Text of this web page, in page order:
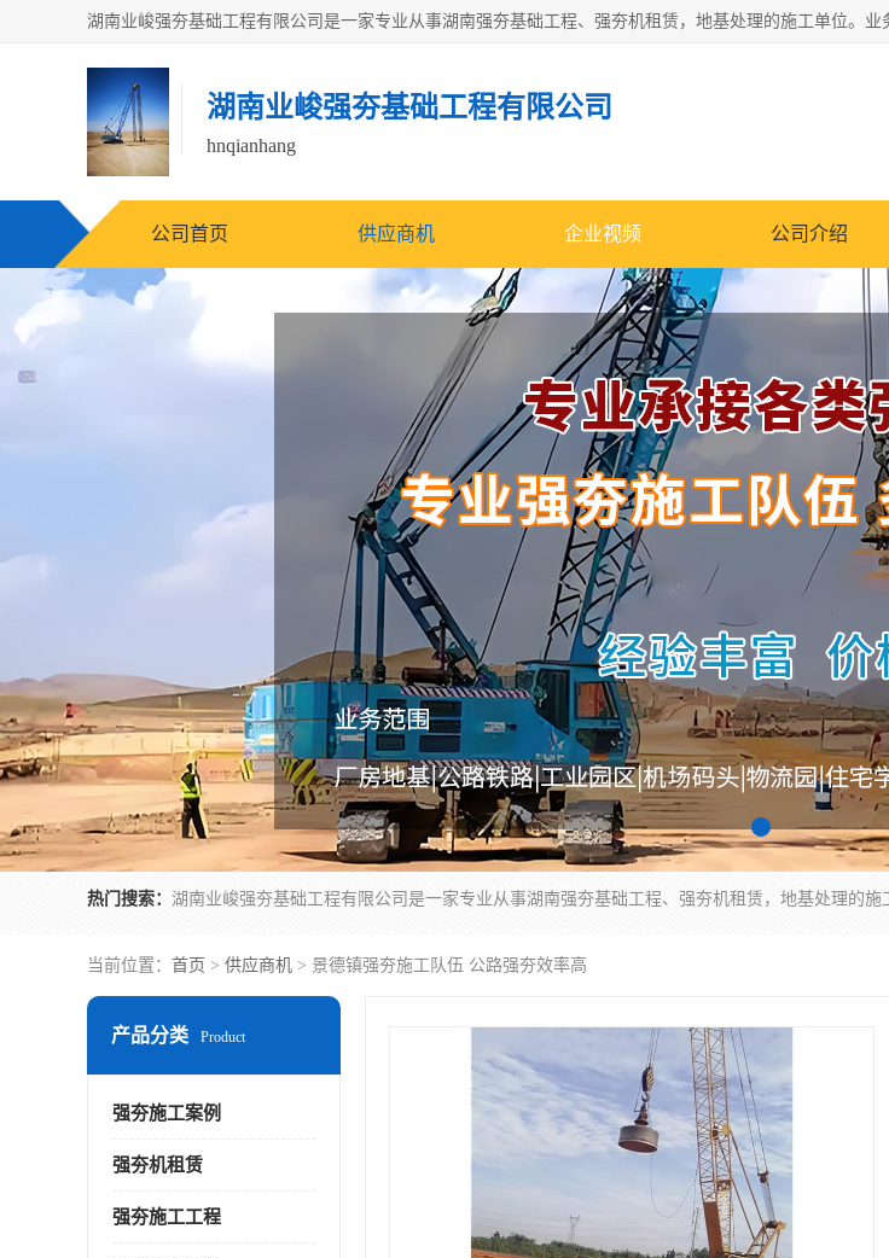
湖南业峻强夯基础工程有限公司
hnqianhang
公司首页 供应商机 企业视频 公司介绍
热门搜索：
当前位置： 首页 > 供应商机 > 景德镇强夯施工队伍 公路强夯效率高
产品分类 Product
强夯施工案例
强夯机租赁
强夯施工工程